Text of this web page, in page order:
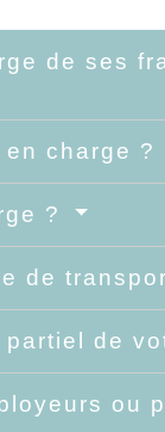
de ses
charge ?
?
de
de
ou